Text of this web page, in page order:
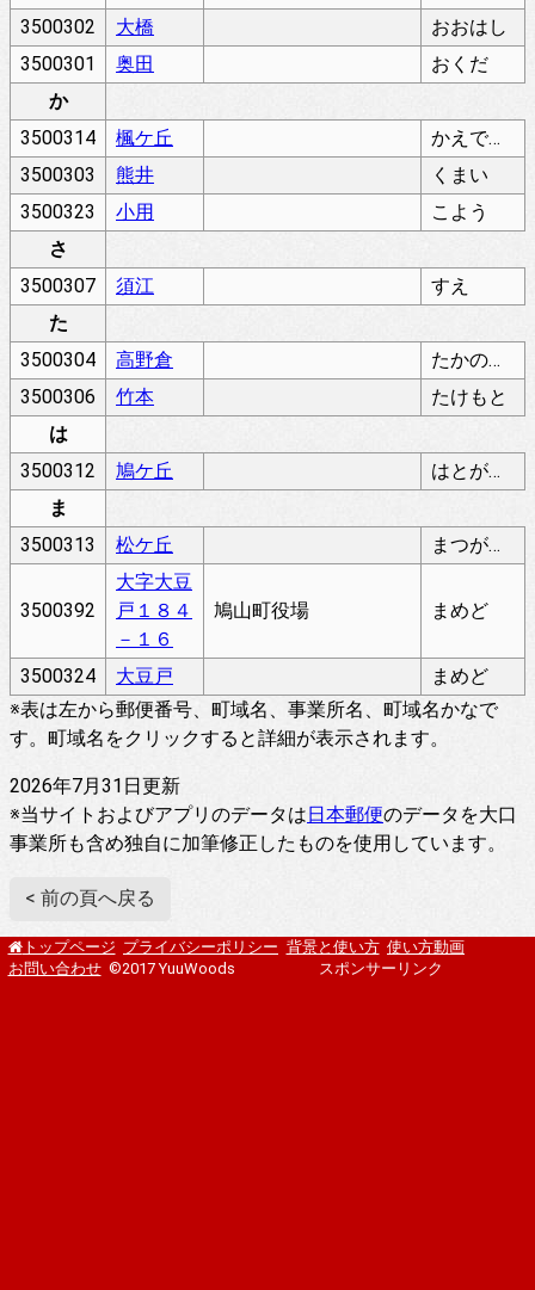
3500302 大橋
おおはし
3500301
奥田
おくだ
か
3500314
楓ケ丘
かえでがおか
3500303
熊井
くまい
3500323
小用
こよう
さ
3500307
須江
すえ
た
3500304
高野倉
たかのくら
3500306
竹本
たけもと
は
3500312
鳩ケ丘
はとがおか
ま
3500313
松ケ丘 まつがおか
3500392
大字大豆
戸１８４
－１６
鳩山町役場 まめど
3500324 大豆戸
まめど
※表は左から郵便番号、町域名、事業所名、町域名かなで
す。町域名をクリックすると詳細が表示されます。
2026年7月31日更新
※当サイトおよびアプリのデータは日本郵便のデータを大口
事業所も含め独自に加筆修正したものを使用しています。
< 前の頁へ戻る
トップページ プライバシーポリシー 背景と使い方 使い方動画
お問い合わせ ©2017 YuuWoods スポンサーリンク